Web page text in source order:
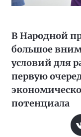
В Народной
большое
условий для
первую
потенциала